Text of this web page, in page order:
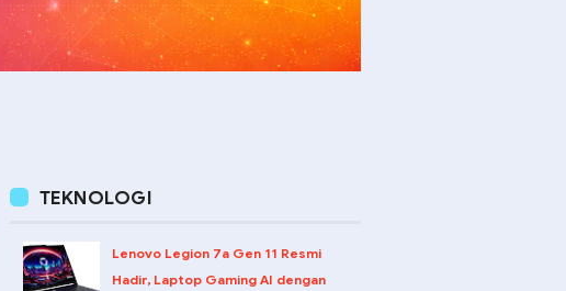
TEKNOLOGI
Lenovo Legion 7a Gen 11 Resmi
Hadir, Laptop Gaming AI dengan